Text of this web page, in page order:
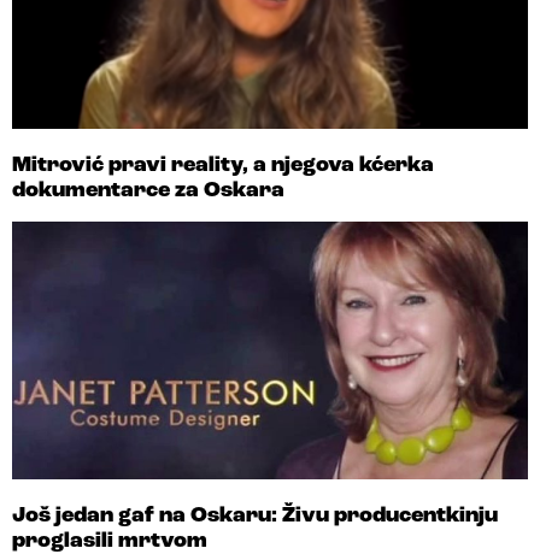
Mitrović pravi reality, a njegova kćerka
dokumentarce za Oskara
Još jedan gaf na Oskaru: Živu producentkinju
proglasili mrtvom